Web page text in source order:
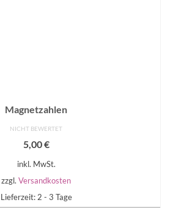
Magnetzahlen
NICHT BEWERTET
5,00€
inkl. MwSt.
zzgl. Versandkosten
Lieferzeit: 2 - 3 Tage